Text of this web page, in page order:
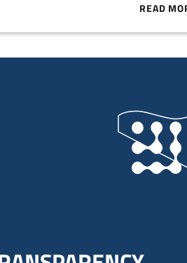
- FAIRBNB.COOP INTERVIEW
READ
ABOUT